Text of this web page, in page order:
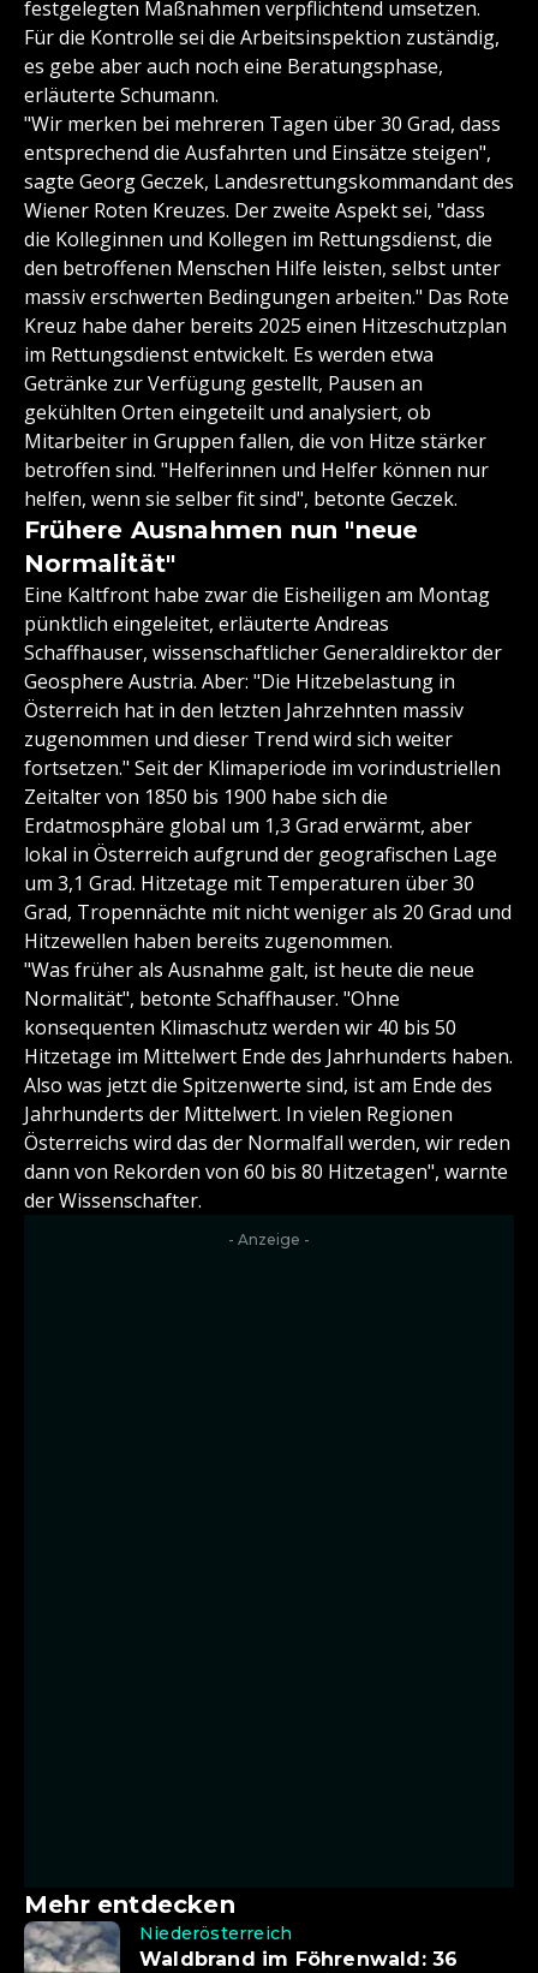
festgelegten Maßnahmen verpflichtend umsetzen.
Für die Kontrolle sei die Arbeitsinspektion zuständig,
es gebe aber auch noch eine Beratungsphase,
erläuterte Schumann.
"Wir merken bei mehreren Tagen über 30 Grad, dass
entsprechend die Ausfahrten und Einsätze steigen",
sagte Georg Geczek, Landesrettungskommandant des
Wiener Roten Kreuzes. Der zweite Aspekt sei, "dass
die Kolleginnen und Kollegen im Rettungsdienst, die
den betroffenen Menschen Hilfe leisten, selbst unter
massiv erschwerten Bedingungen arbeiten." Das Rote
Kreuz habe daher bereits 2025 einen Hitzeschutzplan
im Rettungsdienst entwickelt. Es werden etwa
Getränke zur Verfügung gestellt, Pausen an
gekühlten Orten eingeteilt und analysiert, ob
Mitarbeiter in Gruppen fallen, die von Hitze stärker
betroffen sind. "Helferinnen und Helfer können nur
helfen, wenn sie selber fit sind", betonte Geczek.
Frühere Ausnahmen nun "neue
Normalität"
Eine Kaltfront habe zwar die Eisheiligen am Montag
pünktlich eingeleitet, erläuterte Andreas
Schaffhauser, wissenschaftlicher Generaldirektor der
Geosphere Austria. Aber: "Die Hitzebelastung in
Österreich hat in den letzten Jahrzehnten massiv
zugenommen und dieser Trend wird sich weiter
fortsetzen." Seit der Klimaperiode im vorindustriellen
Zeitalter von 1850 bis 1900 habe sich die
Erdatmosphäre global um 1,3 Grad erwärmt, aber
lokal in Österreich aufgrund der geografischen Lage
um 3,1 Grad. Hitzetage mit Temperaturen über 30
Grad, Tropennächte mit nicht weniger als 20 Grad und
Hitzewellen haben bereits zugenommen.
"Was früher als Ausnahme galt, ist heute die neue
Normalität", betonte Schaffhauser. "Ohne
konsequenten Klimaschutz werden wir 40 bis 50
Hitzetage im Mittelwert Ende des Jahrhunderts haben.
Also was jetzt die Spitzenwerte sind, ist am Ende des
Jahrhunderts der Mittelwert. In vielen Regionen
Österreichs wird das der Normalfall werden, wir reden
dann von Rekorden von 60 bis 80 Hitzetagen", warnte
der Wissenschafter.
- Anzeige -
Mehr entdecken
Niederösterreich
Waldbrand im Föhrenwald: 36